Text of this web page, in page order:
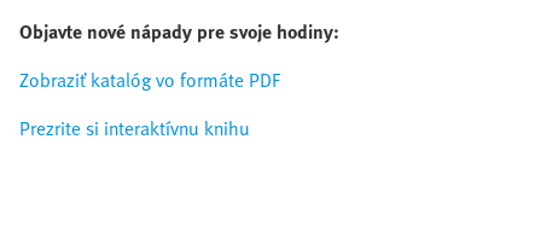
Objavte nové nápady pre svoje hodiny:
Zobraziť katalóg vo formáte PDF
Prezrite si interaktívnu knihu